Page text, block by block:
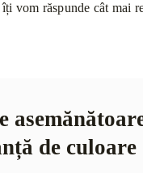
vom răspunde cât mai
de culoare